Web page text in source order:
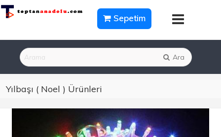
Sepetim
Ara
Yılbaşı ( Noel ) Ürünleri